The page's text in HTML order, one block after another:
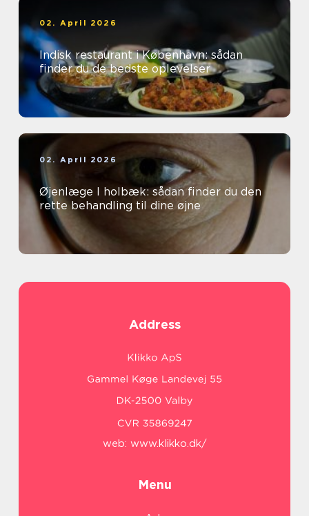
02. April 2026
Indisk restaurant i København: sådan
finder du de bedste oplevelser
02. April 2026
Øjenlæge I holbæk: sådan finder du den
rette behandling til dine øjne
Address
web: www.klikko.dk/
Menu